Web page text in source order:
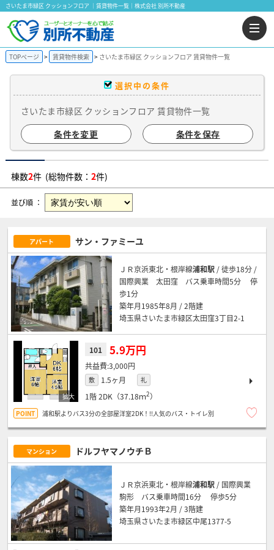
さいたま市緑区 クッションフロア ｜賃貸物件一覧｜株式会社 別所不動産
TOPページ 賃貸物件検索 さいたま市緑区 クッションフロア 賃貸物件一覧
選択中の条件
さいたま市緑区 クッションフロア 賃貸物件一覧
条件を変更
条件を保存
棟数2件 (総物件数： 2件)
並び順 ：
アパート サン・ファミーユ
ＪＲ京浜東北・根岸線浦和駅 / 徒歩18分 /
国際興業 太田窪 バス乗車時間5分 停
歩1分
築年月1985年8月 / 2階建
埼玉県さいたま市緑区太田窪3丁目2-1
101 5.9万円
3,000円
敷 1.5ヶ月 礼
1階2DK（37.18ｍ2）
浦和駅よりバス3分の全部屋洋室2DK！!!人気のバス・トイレ別
マンション ドルフヤマノウチＢ
ＪＲ京浜東北・根岸線浦和駅 / 国際興業
駒形 バス乗車時間16分 停歩5分
築年月1993年2月 / 3階建
埼玉県さいたま市緑区中尾1377-5